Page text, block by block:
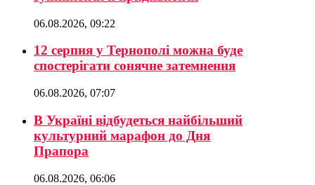
06.08.2026, 09:22
12 серпня у Тернополі можна буде
спостерігати сонячне затемнення
06.08.2026, 07:07
В Україні відбудеться найбільший
культурний марафон до Дня
Прапора
06.08.2026, 06:06